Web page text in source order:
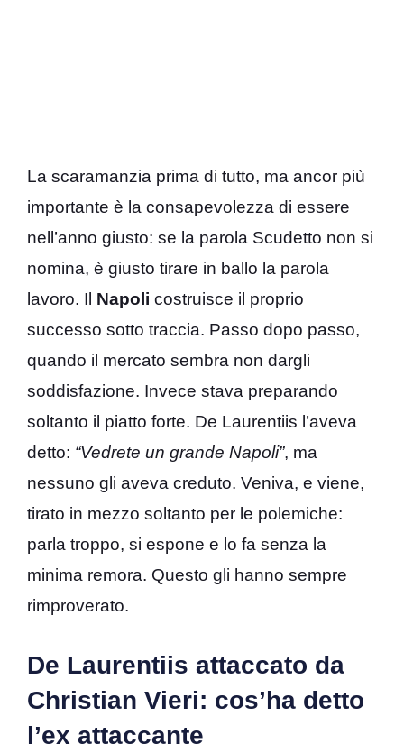
La scaramanzia prima di tutto, ma ancor più
importante è la consapevolezza di essere
nell’anno giusto: se la parola Scudetto non si
nomina, è giusto tirare in ballo la parola
lavoro. Il Napoli costruisce il proprio
successo sotto traccia. Passo dopo passo,
quando il mercato sembra non dargli
soddisfazione. Invece stava preparando
soltanto il piatto forte. De Laurentiis l’aveva
detto: “Vedrete un grande Napoli”, ma
nessuno gli aveva creduto. Veniva, e viene,
tirato in mezzo soltanto per le polemiche:
parla troppo, si espone e lo fa senza la
minima remora. Questo gli hanno sempre
rimproverato.
De Laurentiis attaccato da
Christian Vieri: cos’ha detto
l’ex attaccante